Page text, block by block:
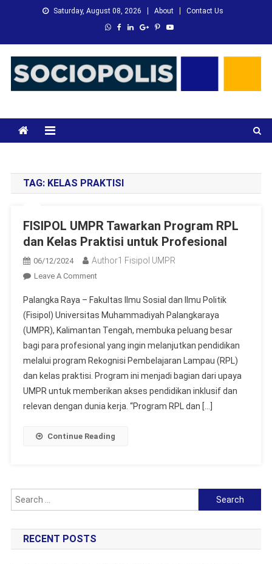
Saturday, August 08, 2026 About Contact Us
TAG: KELAS PRAKTISI
FISIPOL UMPR Tawarkan Program RPL
dan Kelas Praktisi untuk Profesional
06/12/2024 Author1 Fisipol UMPR
Leave A CommentOn
UMPR
Tawarkan
Program
RPL
Dan
Kelas
Praktisi
Untuk
Palangka Raya – Fakultas Ilmu Sosial dan Ilmu Politik
(Fisipol) Universitas Muhammadiyah Palangkaraya
(UMPR), Kalimantan Tengah, membuka peluang besar
bagi para profesional yang ingin melanjutkan pendidikan
melalui program Rekognisi Pembelajaran Lampau (RPL)
dan kelas praktisi. Program ini menjadi bagian dari upaya
UMPR untuk memberikan akses pendidikan inklusif dan
relevan dengan dunia kerja. “Program RPL dan […]
Continue Reading
Search
for:
RECENT POSTS